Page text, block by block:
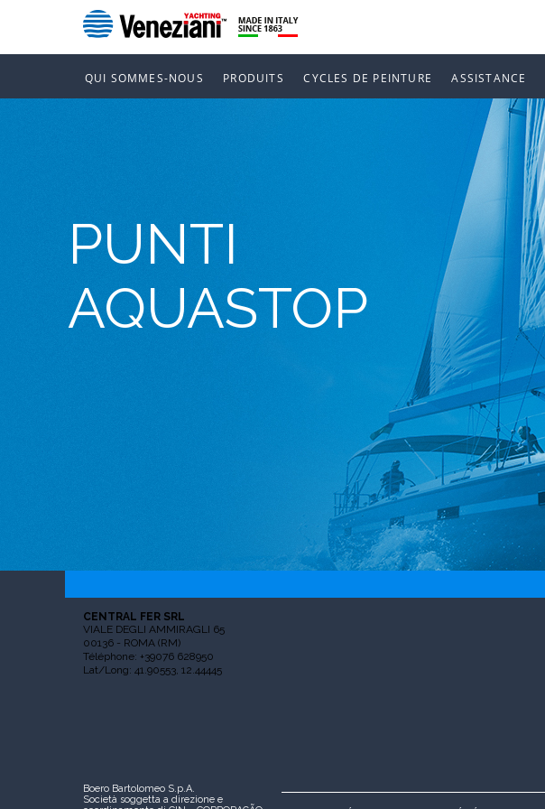
QUI SOMMES-NOUS PRODUITS CYCLES DE PEINTURE ASSISTANCE
PUNTI
AQUASTOP
CENTRAL FER SRL
VIALE DEGLI AMMIRAGLI 65
00136 - ROMA (RM)
Téléphone: +39076 628950
Lat/Long: 41.90553, 12.44445
Boero Bartolomeo S.p.A.
Società soggetta a direzione e